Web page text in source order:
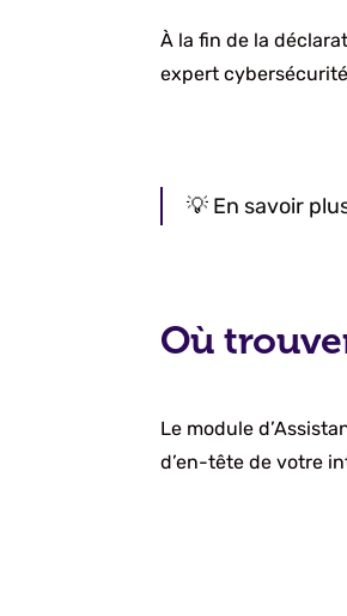
À la fin de la
expert
💡 En savoir
Où
Le module
d’en-tête de votre